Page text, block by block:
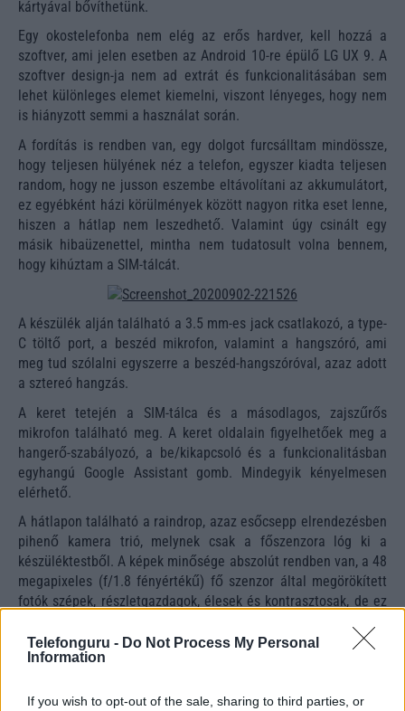
Telefonguru - Do Not Process My Personal
Information
If you wish to opt-out of the sale, sharing to third parties, or
kártyával bővíthetünk.
Egy okostelefonba nem elég az erős hardver, kell hozzá a
szoftver, ami jelen esetben az Android 10-re épülő LG UX 9. A
szoftver design-ja nem ad extrát és funkcionalitásában sem
lehet különleges elemet kiemelni, viszont lényeges, hogy nem
is hiányzott semmi a használat során.
A fordítás is rendben van, egy dolgot furcsálltam mindössze,
hogy teljesen hülyének néz a telefon, egyszer kiadta teljesen
random, hogy ne jusson eszembe eltávolítani az akkumulátort,
ez egyébként házi körülmények között nagyon ritka eset lenne,
hiszen a hátlap nem leszedhető. Valamint úgy csinált egy
másik hibaüzenettel, mintha nem tudatosult volna bennem,
hogy kihúztam a SIM-tálcát.
A készülék alján található a 3.5 mm-es jack csatlakozó, a type-
C töltő port, a beszéd mikrofon, valamint a hangszóró, ami
meg tud szólalni egyszerre a beszéd-hangszóróval, azaz adott
a sztereó hangzás.
A keret tetején a SIM-tálca és a másodlagos, zajszűrős
mikrofon található meg. A keret oldalain figyelhetőek meg a
hangerő-szabályozó, a be/kikapcsoló és a funkcionalitásban
egyhangú Google Assistant gomb. Mindegyik kényelmesen
elérhető.
A hátlapon található a raindrop, azaz esőcsepp elrendezésben
pihenő kamera trió, melynek csak a főszenzora lóg ki a
készüléktestből. A képek minősége abszolút rendben van, a 48
megapixeles (f/1.8 fényértékű) fő szenzor által megörökített
fotók szépek, részletgazdagok, élesek és kontrasztosak, de ez
sajnos.
A 8 megapixeles (f/2.2 fényértékű) felbontás a széles